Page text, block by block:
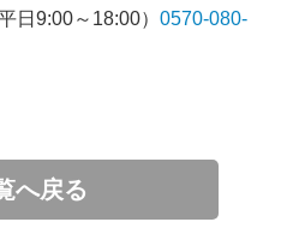
日9:00～18:00） 0570-080-
へ戻る